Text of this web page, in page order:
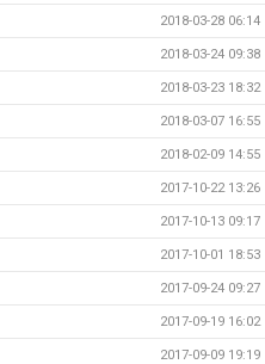
2018-03-28 06:14
2018-03-24 09:38
2018-03-23 18:32
2018-03-07 16:55
2018-02-09 14:55
2017-10-22 13:26
2017-10-13 09:17
2017-10-01 18:53
2017-09-24 09:27
2017-09-19 16:02
2017-09-09 19:19